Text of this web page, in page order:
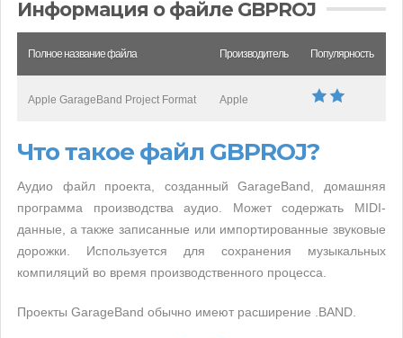
Информация о файле GBPROJ
Полное название файла Производитель Популярность
Apple GarageBand Project Format Apple
Что такое файл GBPROJ?
Аудио файл проекта, созданный GarageBand, домашняя
программа производства аудио. Может содержать MIDI-
данные, а также записанные или импортированные звуковые
дорожки. Используется для сохранения музыкальных
компиляций во время производственного процесса.
Проекты GarageBand обычно имеют расширение .BAND.